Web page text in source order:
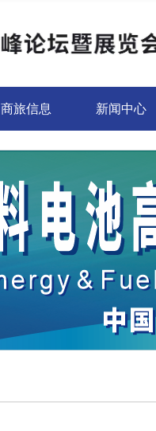
商旅信息 新闻中心